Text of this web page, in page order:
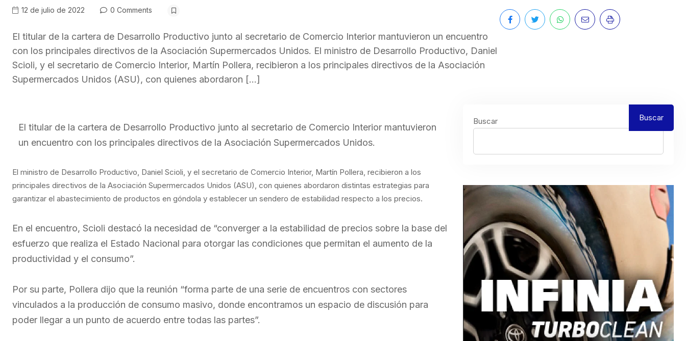
12 de julio de 2022 0 Comments
El titular de la cartera de Desarrollo Productivo junto al secretario de Comercio Interior mantuvieron un encuentro
con los principales directivos de la Asociación Supermercados Unidos. El ministro de Desarrollo Productivo, Daniel
Scioli, y el secretario de Comercio Interior, Martín Pollera, recibieron a los principales directivos de la Asociación
Supermercados Unidos (ASU), con quienes abordaron […]
El titular de la cartera de Desarrollo Productivo junto al secretario de Comercio Interior mantuvieron
un encuentro con los principales directivos de la Asociación Supermercados Unidos.
El ministro de Desarrollo Productivo, Daniel Scioli, y el secretario de Comercio Interior, Martín Pollera, recibieron a los
principales directivos de la Asociación Supermercados Unidos (ASU), con quienes abordaron distintas estrategias para
garantizar el abastecimiento de productos en góndola y establecer un sendero de estabilidad respecto a los precios.
En el encuentro, Scioli destacó la necesidad de “converger a la estabilidad de precios sobre la base del
esfuerzo que realiza el Estado Nacional para otorgar las condiciones que permitan el aumento de la
productividad y el consumo”.
Por su parte, Pollera dijo que la reunión “forma parte de una serie de encuentros con sectores
vinculados a la producción de consumo masivo, donde encontramos un espacio de discusión para
poder llegar a un punto de acuerdo entre todas las partes”.
Buscar Buscar